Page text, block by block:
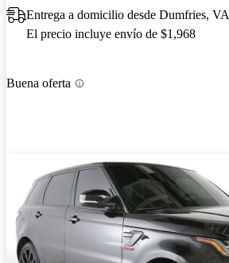
Entrega a domicilio desde Dumfries, VA
El precio incluye envío de $1,968
Buena oferta